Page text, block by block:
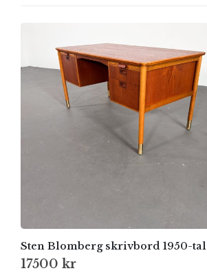
Sten Blomberg skrivbord 1950-tal
17500 kr